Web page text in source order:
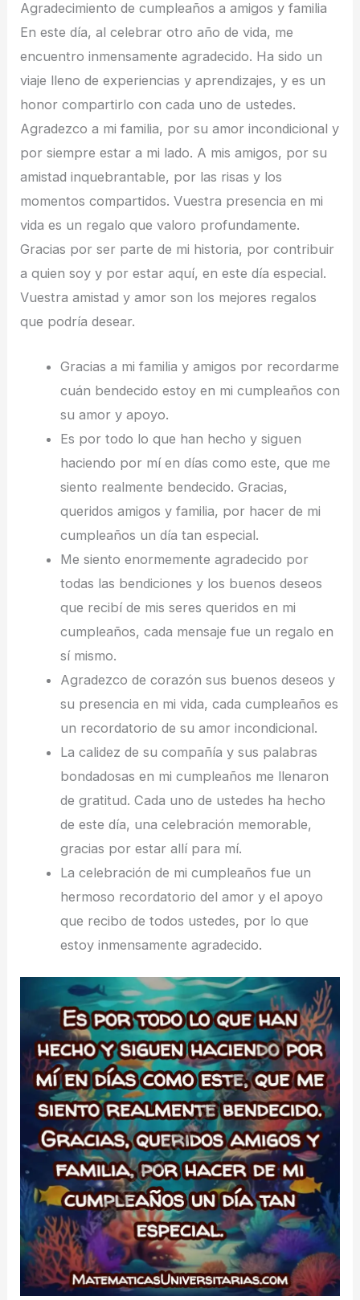
Agradecimiento de cumpleaños a amigos y familia
En este día, al celebrar otro año de vida, me
encuentro inmensamente agradecido. Ha sido un
viaje lleno de experiencias y aprendizajes, y es un
honor compartirlo con cada uno de ustedes.
Agradezco a mi familia, por su amor incondicional y
por siempre estar a mi lado. A mis amigos, por su
amistad inquebrantable, por las risas y los
momentos compartidos. Vuestra presencia en mi
vida es un regalo que valoro profundamente.
Gracias por ser parte de mi historia, por contribuir
a quien soy y por estar aquí, en este día especial.
Vuestra amistad y amor son los mejores regalos
que podría desear.
Gracias a mi familia y amigos por recordarme
cuán bendecido estoy en mi cumpleaños con
su amor y apoyo.
Es por todo lo que han hecho y siguen
haciendo por mí en días como este, que me
siento realmente bendecido. Gracias,
queridos amigos y familia, por hacer de mi
cumpleaños un día tan especial.
Me siento enormemente agradecido por
todas las bendiciones y los buenos deseos
que recibí de mis seres queridos en mi
cumpleaños, cada mensaje fue un regalo en
sí mismo.
Agradezco de corazón sus buenos deseos y
su presencia en mi vida, cada cumpleaños es
un recordatorio de su amor incondicional.
La calidez de su compañía y sus palabras
bondadosas en mi cumpleaños me llenaron
de gratitud. Cada uno de ustedes ha hecho
de este día, una celebración memorable,
gracias por estar allí para mí.
La celebración de mi cumpleaños fue un
hermoso recordatorio del amor y el apoyo
que recibo de todos ustedes, por lo que
estoy inmensamente agradecido.